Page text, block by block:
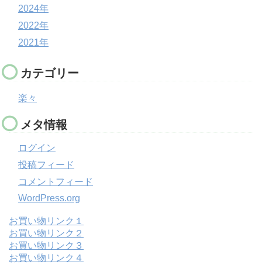
2024年
2022年
2021年
カテゴリー
楽々
メタ情報
ログイン
投稿フィード
コメントフィード
WordPress.org
お買い物リンク１
お買い物リンク２
お買い物リンク３
お買い物リンク４